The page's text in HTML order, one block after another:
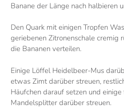
Banane der Länge nach halbieren
Den Quark mit einigen Tropfen
geriebenen Zitronenschale cremig
die Bananen verteilen.
Einige Löffel Heidelbeer-Mus
etwas Zimt darüber streuen,
Häufchen darauf setzen und
Mandelsplitter darüber streuen.